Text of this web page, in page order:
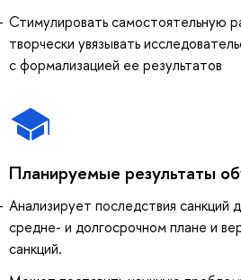
Стимулировать самостоятельную
творчески увязывать
с формализацией ее результатов
Планируемые результаты
Анализирует последствия санкций
средне- и долгосрочном плане и
санкций.